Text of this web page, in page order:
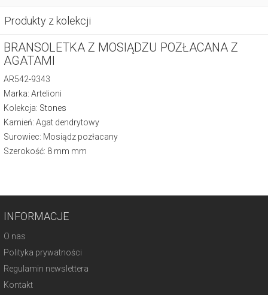
Produkty z kolekcji
BRANSOLETKA Z MOSIĄDZU POZŁACANA Z
AGATAMI
AR542-9343
Marka: Artelioni
Kolekcja: Stones
Kamień: Agat dendrytowy
Surowiec: Mosiądz pozłacany
Szerokość: 8 mm mm
INFORMACJE
O nas
Polityka prywatności
Regulamin newslettera
Kontakt